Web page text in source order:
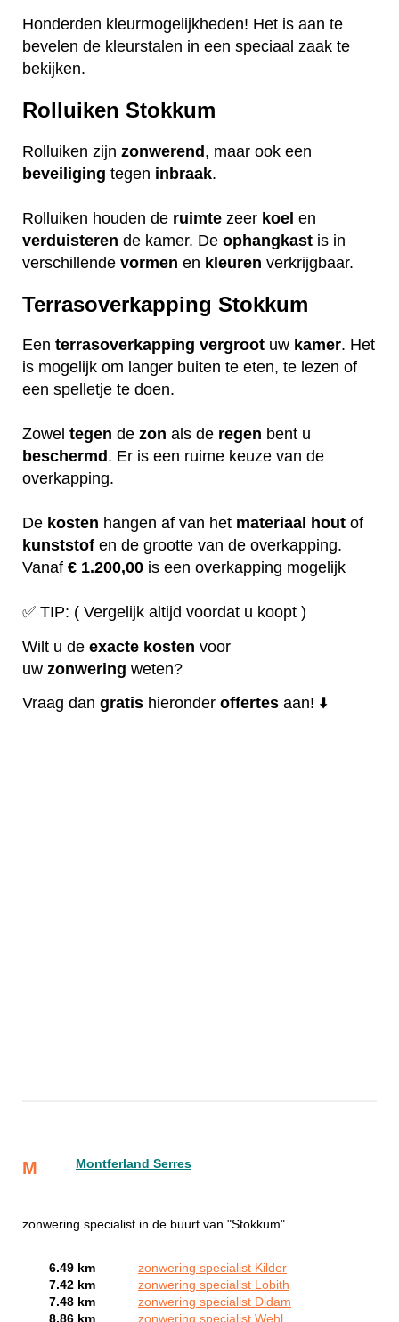
Honderden kleurmogelijkheden! Het is aan te
bevelen de kleurstalen in een speciaal zaak te
bekijken.
Rolluiken Stokkum
Rolluiken zijn zonwerend, maar ook een
beveiliging tegen inbraak.
Rolluiken houden de ruimte zeer koel en
verduisteren de kamer. De ophangkast is in
verschillende vormen en kleuren verkrijgbaar.
Terrasoverkapping Stokkum
Een terrasoverkapping vergroot uw kamer. Het
is mogelijk om langer buiten te eten, te lezen of
een spelletje te doen.
Zowel tegen de zon als de regen bent u
beschermd . Er is een ruime keuze van de
overkapping.
De kosten hangen af van het materiaal hout of
kunststof en de grootte van de overkapping.
Vanaf € 1.200,00 is een overkapping mogelijk
✅ TIP: ( Vergelijk altijd voordat u koopt )
Wilt u de exacte kosten voor
uw zonwering weten?
Vraag dan gratis hieronder offertes aan! ⬇️
M Montferland Serres
zonwering specialist in de buurt van "Stokkum"
6.49 km
zonwering specialist Kilder
7.42 km
zonwering specialist Lobith
7.48 km
zonwering specialist Didam
8.86 km
zonwering specialist Wehl